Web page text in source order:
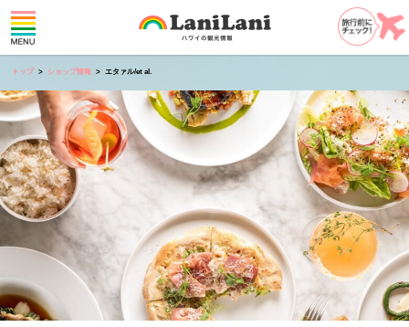
トップ ショップ情報 エタァル/et al.